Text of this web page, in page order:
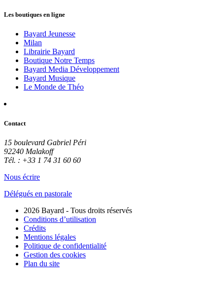
Les boutiques en ligne
Bayard Jeunesse
Milan
Librairie Bayard
Boutique Notre Temps
Bayard Media Développement
Bayard Musique
Le Monde de Théo
Contact
15 boulevard Gabriel Péri
92240 Malakoff
Tél. : +33 1 74 31 60 60
Nous écrire
Délégués en pastorale
2026 Bayard - Tous droits réservés
Conditions d’utilisation
Crédits
Mentions légales
Politique de confidentialité
Gestion des cookies
Plan du site